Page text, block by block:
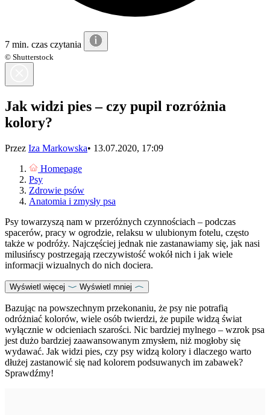
7 min. czas czytania
© Shutterstock
Jak widzi pies – czy pupil rozróżnia
kolory?
Przez Iza Markowska• 13.07.2020, 17:09
Homepage
Psy
Zdrowie psów
Anatomia i zmysły psa
Psy towarzyszą nam w przeróżnych czynnościach – podczas
spacerów, pracy w ogrodzie, relaksu w ulubionym fotelu, często
także w podróży. Najczęściej jednak nie zastanawiamy się, jak nasi
milusińscy postrzegają rzeczywistość wokół nich i jak wiele
informacji wizualnych do nich dociera.
Wyświetl więcej Wyświetl mniej
Bazując na powszechnym przekonaniu, że psy nie potrafią
odróżniać kolorów, wiele osób twierdzi, że pupile widzą świat
wyłącznie w odcieniach szarości. Nic bardziej mylnego – wzrok psa
jest dużo bardziej zaawansowanym zmysłem, niż mogłoby się
wydawać. Jak widzi pies, czy psy widzą kolory i dlaczego warto
dłużej zastanowić się nad kolorem podsuwanych im zabawek?
Sprawdźmy!